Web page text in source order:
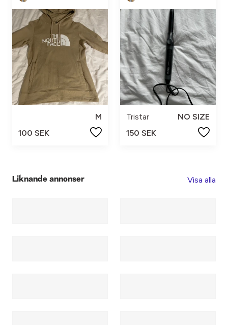
M
100 SEK
Tristar
NO SIZE
150 SEK
Liknande annonser Visa alla